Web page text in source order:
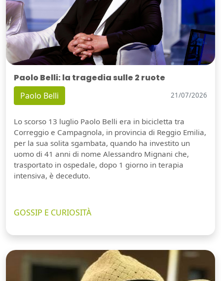
Paolo Belli: la tragedia sulle 2 ruote
Paolo Belli 21/07/2026
Lo scorso 13 luglio Paolo Belli era in bicicletta tra
Correggio e Campagnola, in provincia di Reggio Emilia,
per la sua solita sgambata, quando ha investito un
uomo di 41 anni di nome Alessandro Mignani che,
trasportato in ospedale, dopo 1 giorno in terapia
intensiva, è deceduto.
GOSSIP E CURIOSITÀ